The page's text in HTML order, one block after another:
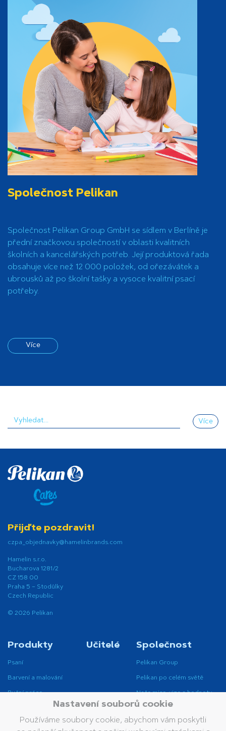
Společnost Pelikan
Společnost Pelikan Group GmbH se sídlem v Berlíně je
přední značkovou společností v oblasti kvalitních
školních a kancelářských potřeb. Její produktová řada
obsahuje více než 12 000 položek, od ořezávátek a
ubrousků až po školní tašky a vysoce kvalitní psací
potřeby.
Více
Více
Přijďte pozdravit!
czpa_objednavky@hamelinbrands.com
Hamelin s.r.o.
Bucharova 1281/2
CZ 158 00
Praha 5 – Stodůlky
Czech Republic
© 2026 Pelikan
Produkty
Psaní
Barvení a malování
Ruční práce
Opravování a mazání
Lepení
Učitelé Společnost
Pelikan Group
Pelikan po celém světě
Naše mise, vize a hodnoty
Udržitelnost
Nastavení souborů cookie
Používáme soubory cookie, abychom vám poskytli